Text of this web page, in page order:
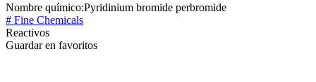
Nombre químico:Pyridinium bromide perbromide
# Fine Chemicals
Reactivos
Guardar en favoritos